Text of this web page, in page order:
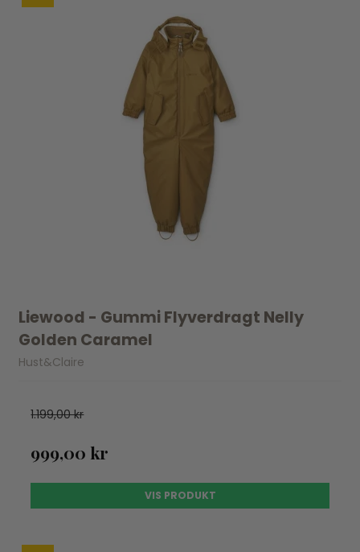
Liewood - Gummi Flyverdragt Nelly
Golden Caramel
Hust&Claire
1.199,00 kr
999,00 kr
VIS PRODUKT